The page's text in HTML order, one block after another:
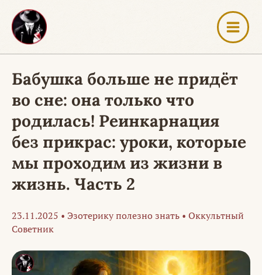
Перейти
содержимому
Бабушка больше не придёт
во сне: она только что
родилась! Реинкарнация
без прикрас: уроки, которые
мы проходим из жизни в
жизнь. Часть 2
23.11.2025 • Эзотерику полезно знать • Оккультный
Советник